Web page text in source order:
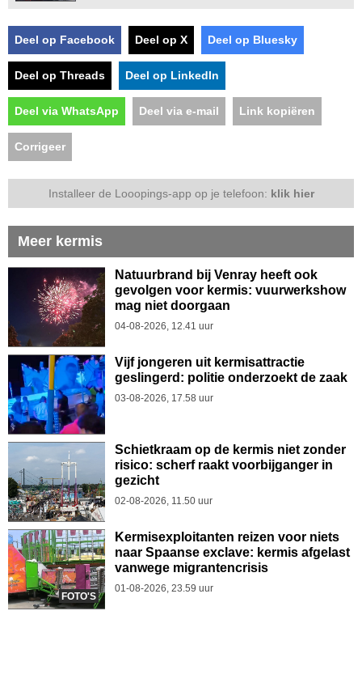
Deel op Facebook Deel op X Deel op Bluesky
Deel op Threads Deel op LinkedIn
Deel via WhatsApp Deel via e-mail Link kopiëren
Corrigeer
Installeer de Looopings-app op je telefoon: klik hier
Meer kermis
Natuurbrand bij Venray heeft ook
gevolgen voor kermis: vuurwerkshow
mag niet doorgaan
04-08-2026, 12.41 uur
Vijf jongeren uit kermisattractie
geslingerd: politie onderzoekt de zaak
03-08-2026, 17.58 uur
Schietkraam op de kermis niet zonder
risico: scherf raakt voorbijganger in
gezicht
02-08-2026, 11.50 uur
FOTO'S
Kermisexploitanten reizen voor niets
naar Spaanse exclave: kermis afgelast
vanwege migrantencrisis
01-08-2026, 23.59 uur